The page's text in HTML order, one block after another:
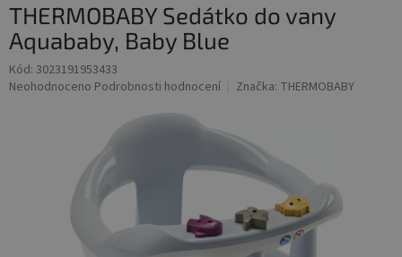
THERMOBABY Sedátko do vany
Aquababy, Baby Blue
Kód: 3023191953433
Průměrné
Neohodnoceno Podrobnosti hodnocení Značka: THERMOBABY